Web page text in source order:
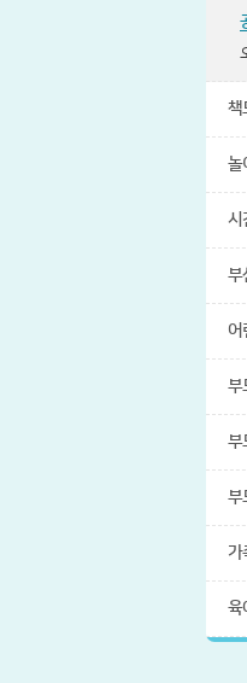
책
놀
시
부
어
부
부
부
가
육